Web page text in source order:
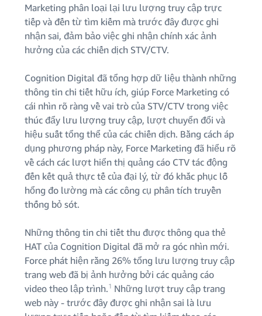
Marketing phân loại lại lưu lượng truy cập trực
tiếp và đến từ tìm kiếm mà trước đây được ghi
nhận sai, đảm bảo việc ghi nhận chính xác ảnh
hưởng của các chiến dịch STV/CTV.
Cognition Digital đã tổng hợp dữ liệu thành những
thông tin chi tiết hữu ích, giúp Force Marketing có
cái nhìn rõ ràng về vai trò của STV/CTV trong việc
thúc đẩy lưu lượng truy cập, lượt chuyển đổi và
hiệu suất tổng thể của các chiến dịch. Bằng cách áp
dụng phương pháp này, Force Marketing đã hiểu rõ
về cách các lượt hiển thị quảng cáo CTV tác động
đến kết quả thực tế của đại lý, từ đó khắc phục lỗ
hổng đo lường mà các công cụ phân tích truyền
thống bỏ sót.
Những thông tin chi tiết thu được thông qua thẻ
HAT của Cognition Digital đã mở ra góc nhìn mới.
Force phát hiện rằng 26% tổng lưu lượng truy cập
trang web đã bị ảnh hưởng bởi các quảng cáo
video theo lập trình.1 Những lượt truy cập trang
web này - trước đây được ghi nhận sai là lưu